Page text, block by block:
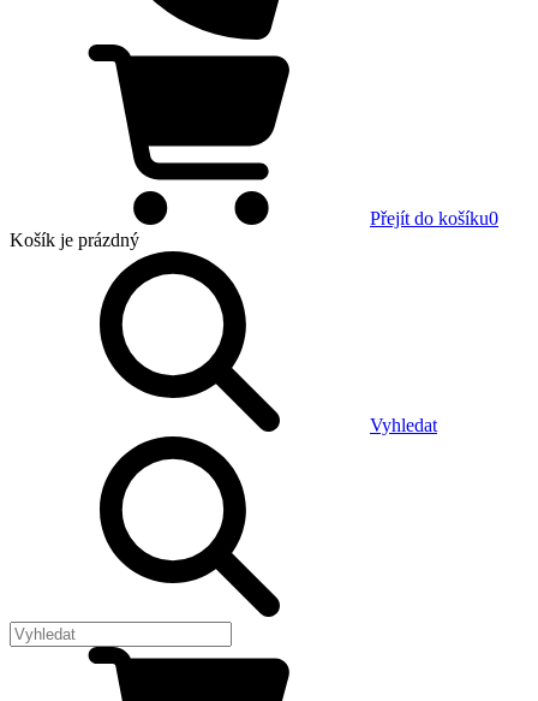
Přejít do košíku0
Košík je prázdný
Vyhledat